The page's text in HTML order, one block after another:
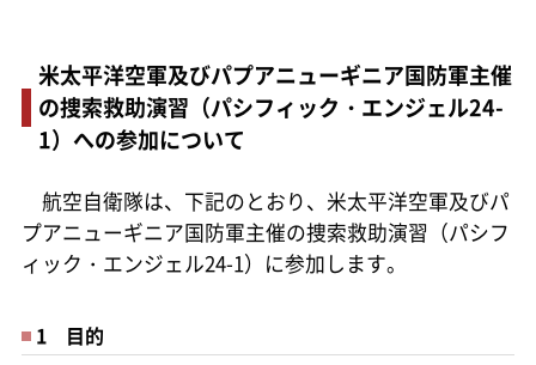
米太平洋空軍及びパプアニューギニア国防軍主催
の捜索救助演習（パシフィック・エンジェル24-
1）への参加について
航空自衛隊は、下記のとおり、米太平洋空軍及びパ
プアニューギニア国防軍主催の捜索救助演習（パシフ
ィック・エンジェル24-1）に参加します。
1 目的